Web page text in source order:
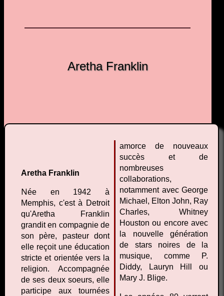
Aretha Franklin
Aretha Franklin
Née en 1942 à
Memphis, c'est à Detroit
qu'Aretha Franklin
grandit en compagnie de
son père, pasteur dont
elle reçoit une éducation
stricte et orientée vers la
religion. Accompagnée
de ses deux soeurs, elle
participe aux tournées
amorce de nouveaux
succès et de
nombreuses
collaborations,
notamment avec George
Michael, Elton John, Ray
Charles, Whitney
Houston ou encore avec
la nouvelle génération
de stars noires de la
musique, comme P.
Diddy, Lauryn Hill ou
Mary J. Blige.